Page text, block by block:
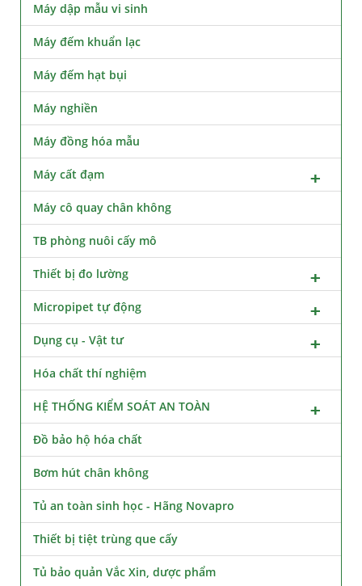
Máy dập mẫu vi sinh
Máy đếm khuẩn lạc
Máy đếm hạt bụi
Máy nghiền
Máy đồng hóa mẫu
Máy cất đạm
Máy cô quay chân không
TB phòng nuôi cấy mô
Thiết bị đo lường
Micropipet tự động
Dụng cụ - Vật tư
Hóa chất thí nghiệm
HỆ THỐNG KIỂM SOÁT AN TOÀN
Đồ bảo hộ hóa chất
Bơm hút chân không
Tủ an toàn sinh học - Hãng Novapro
Thiết bị tiệt trùng que cấy
Tủ bảo quản Vắc Xin, dược phẩm